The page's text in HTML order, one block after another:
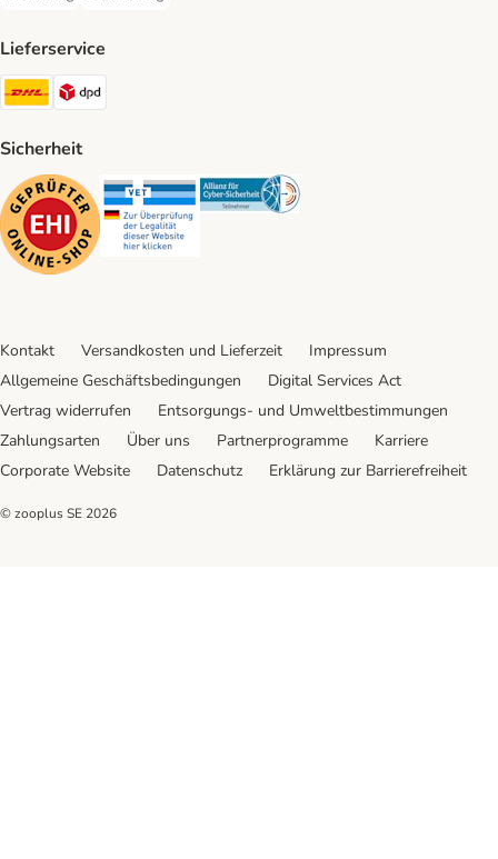
Lieferservice
DHL Shipping Method
Sicherheit
Security Security Security
Kontakt Versandkosten und Lieferzeit
Impressum
Allgemeine Geschäftsbedingungen
Digital Services Act
Vertrag widerrufen
Entsorgungs- und Umweltbestimmungen
Zahlungsarten
Über uns Partnerprogramme
Karriere
Corporate Website
Datenschutz Erklärung zur Barrierefreiheit
© zooplus SE 2026